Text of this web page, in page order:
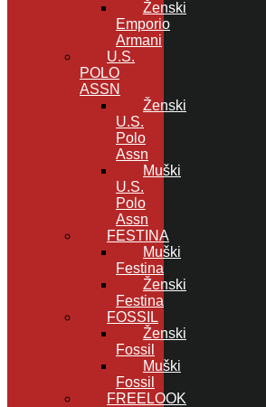
Ženski
Emporio
Armani
U.S.
POLO
ASSN
Ženski
U.S.
Polo
Assn
Muški
U.S.
Polo
Assn
FESTINA
Muški
Festina
Ženski
Festina
FOSSIL
Ženski
Fossil
Muški
Fossil
FREELOOK